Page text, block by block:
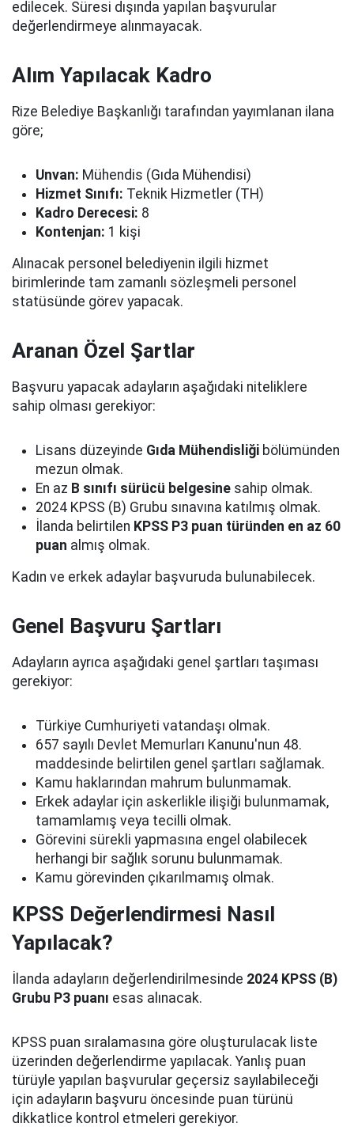
edilecek. Süresi dışında yapılan başvurular
değerlendirmeye alınmayacak.
Alım Yapılacak Kadro
Rize Belediye Başkanlığı tarafından yayımlanan ilana
göre;
Unvan: Mühendis (Gıda Mühendisi)
Hizmet Sınıfı: Teknik Hizmetler (TH)
Kadro Derecesi: 8
Kontenjan: 1 kişi
Alınacak personel belediyenin ilgili hizmet
birimlerinde tam zamanlı sözleşmeli personel
statüsünde görev yapacak.
Aranan Özel Şartlar
Başvuru yapacak adayların aşağıdaki niteliklere
sahip olması gerekiyor:
Lisans düzeyinde Gıda Mühendisliği bölümünden
mezun olmak.
En az B sınıfı sürücü belgesine sahip olmak.
2024 KPSS (B) Grubu sınavına katılmış olmak.
İlanda belirtilen KPSS P3 puan türünden en az 60
puan almış olmak.
Kadın ve erkek adaylar başvuruda bulunabilecek.
Genel Başvuru Şartları
Adayların ayrıca aşağıdaki genel şartları taşıması
gerekiyor:
Türkiye Cumhuriyeti vatandaşı olmak.
657 sayılı Devlet Memurları Kanunu'nun 48.
maddesinde belirtilen genel şartları sağlamak.
Kamu haklarından mahrum bulunmamak.
Erkek adaylar için askerlikle ilişiği bulunmamak,
tamamlamış veya tecilli olmak.
Görevini sürekli yapmasına engel olabilecek
herhangi bir sağlık sorunu bulunmamak.
Kamu görevinden çıkarılmamış olmak.
KPSS Değerlendirmesi Nasıl
Yapılacak?
İlanda adayların değerlendirilmesinde 2024 KPSS (B)
Grubu P3 puanı esas alınacak.
KPSS puan sıralamasına göre oluşturulacak liste
üzerinden değerlendirme yapılacak. Yanlış puan
türüyle yapılan başvurular geçersiz sayılabileceği
için adayların başvuru öncesinde puan türünü
dikkatlice kontrol etmeleri gerekiyor.